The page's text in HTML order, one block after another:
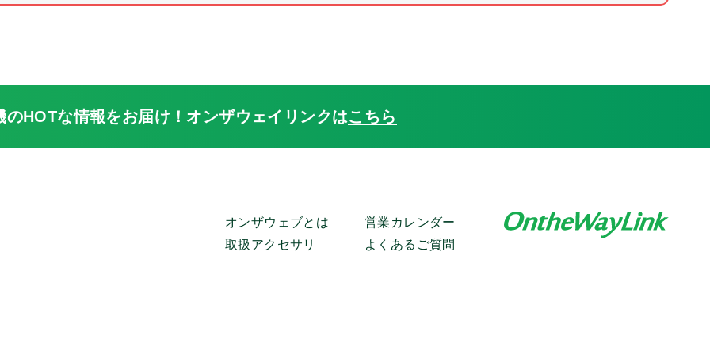
のHOTな情報をお届け！ オンザウェイリンクはこちら
オンザウェブとは
取扱アクセサリ
営業カレンダー
よくあるご質問